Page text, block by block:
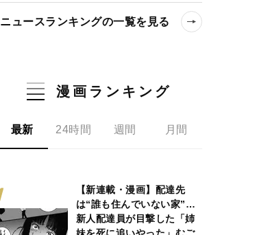
ニュースランキングの一覧を見る
漫画ランキング
最新 24時間 週間 月間
【新連載・漫画】配達先
は“誰も住んでいない家”…
新人配達員が目撃した「姉
妹を死に追いやった」むご